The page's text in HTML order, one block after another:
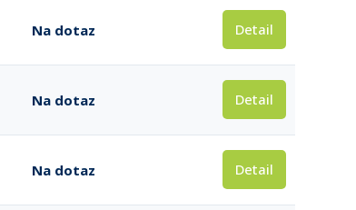
Na dotaz Detail
Na dotaz Detail
Na dotaz Detail